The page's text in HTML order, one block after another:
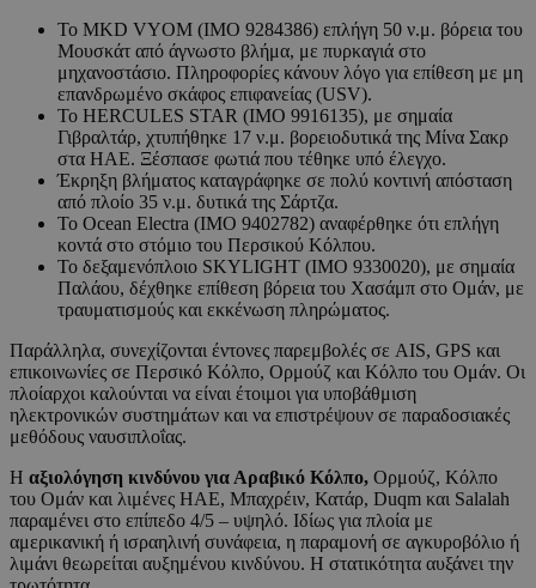
Το MKD VYOM (IMO 9284386) επλήγη 50 ν.μ. βόρεια του
Μουσκάτ από άγνωστο βλήμα, με πυρκαγιά στο
μηχανοστάσιο. Πληροφορίες κάνουν λόγο για επίθεση με μη
επανδρωμένο σκάφος επιφανείας (USV).
Το HERCULES STAR (IMO 9916135), με σημαία
Γιβραλτάρ, χτυπήθηκε 17 ν.μ. βορειοδυτικά της Μίνα Σακρ
στα ΗΑΕ. Ξέσπασε φωτιά που τέθηκε υπό έλεγχο.
Έκρηξη βλήματος καταγράφηκε σε πολύ κοντινή απόσταση
από πλοίο 35 ν.μ. δυτικά της Σάρτζα.
Το Ocean Electra (IMO 9402782) αναφέρθηκε ότι επλήγη
κοντά στο στόμιο του Περσικού Κόλπου.
Το δεξαμενόπλοιο SKYLIGHT (IMO 9330020), με σημαία
Παλάου, δέχθηκε επίθεση βόρεια του Χασάμπ στο Ομάν, με
τραυματισμούς και εκκένωση πληρώματος.
Παράλληλα, συνεχίζονται έντονες παρεμβολές σε AIS, GPS και
επικοινωνίες σε Περσικό Κόλπο, Ορμούζ και Κόλπο του Ομάν. Οι
πλοίαρχοι καλούνται να είναι έτοιμοι για υποβάθμιση
ηλεκτρονικών συστημάτων και να επιστρέψουν σε παραδοσιακές
μεθόδους ναυσιπλοΐας.
Η αξιολόγηση κινδύνου για Αραβικό Κόλπο, Ορμούζ, Κόλπο
του Ομάν και λιμένες ΗΑΕ, Μπαχρέιν, Κατάρ, Duqm και Salalah
παραμένει στο επίπεδο 4/5 – υψηλό. Ιδίως για πλοία με
αμερικανική ή ισραηλινή συνάφεια, η παραμονή σε αγκυροβόλιο ή
λιμάνι θεωρείται αυξημένου κινδύνου. Η στατικότητα αυξάνει την